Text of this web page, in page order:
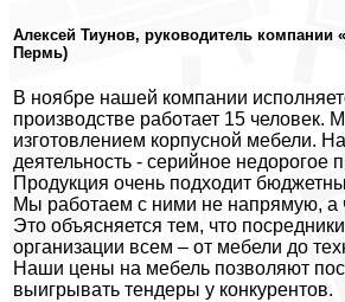
Алексей Тиунов, руководитель компании
Пермь)
В ноябре нашей компании
производстве работает 15 человек.
изготовлением корпусной мебели.
деятельность - серийное недорогое
Продукция очень подходит
Мы работаем с ними не напрямую, а
Это объясняется тем, что
организации всем – от мебели до
Наши цены на мебель позволяют
выигрывать тендеры у конкурентов.